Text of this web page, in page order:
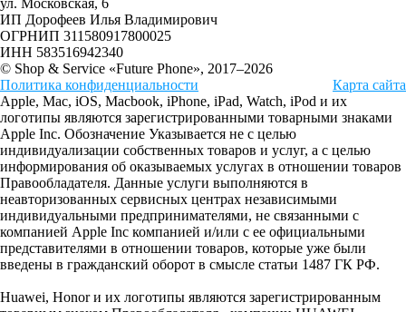
ул. Московская, 6
ИП Дорофеев Илья Владимирович
ОГРНИП 311580917800025
ИНН 583516942340
© Shop & Service «Future Phone», 2017–2026
Политика конфиденциальности
Карта сайта
Apple, Mac, iOS, Macbook, iPhone, iPad, Watch, iPod и их
логотипы являются зарегистрированными товарными знаками
Apple Inc. Обозначение Указывается не с целью
индивидуализации собственных товаров и услуг, а с целью
информирования об оказываемых услугах в отношении товаров
Правообладателя. Данные услуги выполняются в
неавторизованных сервисных центрах независимыми
индивидуальными предпринимателями, не связанными с
компанией Apple Inc компанией и/или с ее официальными
представителями в отношении товаров, которые уже были
введены в гражданский оборот в смысле статьи 1487 ГК РФ.
Huawei, Honor и их логотипы являются зарегистрированным